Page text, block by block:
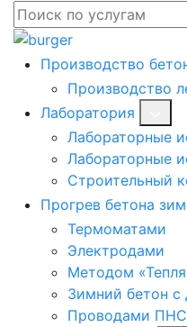
Производство
Производство
Лаборатория
Лабораторные
Лабораторные
Строительный
Прогрев бетона
Термоматами
Электродами
Методом
Зимний бетон
Проводами